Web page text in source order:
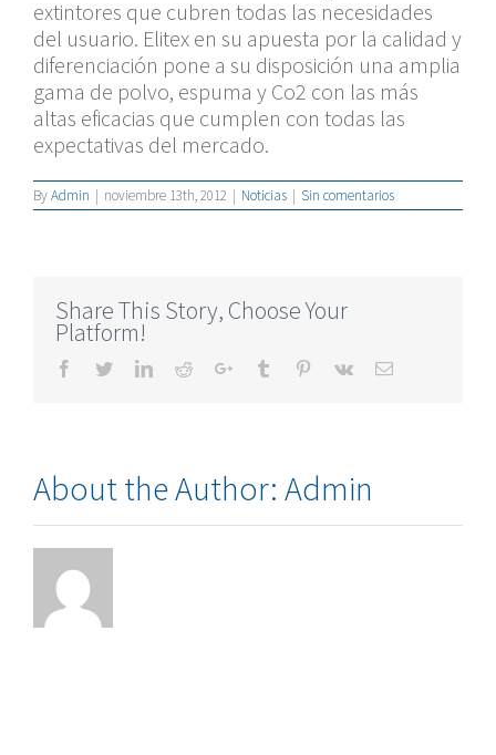
extintores que cubren todas las necesidades
del usuario. Elitex en su apuesta por la calidad y
diferenciación pone a su disposición una amplia
gama de polvo, espuma y Co2 con las más
altas eficacias que cumplen con todas las
expectativas del mercado.
ByAdmin | noviembre 13th, 2012 | Noticias | Sin comentarios
Share This Story, Choose Your
Platform!
Facebook
TwitterLinkedIn
RedditGoogle+Tumblr Pinterest
Vk Email
About the Author: Admin